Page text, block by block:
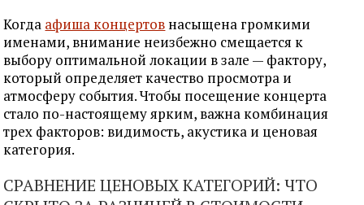
Когда афиша концертов насыщена громкими
именами, внимание неизбежно смещается к
выбору оптимальной локации в зале — фактору,
который определяет качество просмотра и
атмосферу события. Чтобы посещение концерта
стало по-настоящему ярким, важна комбинация
трех факторов: видимость, акустика и ценовая
категория.
СРАВНЕНИЕ ЦЕНОВЫХ КАТЕГОРИЙ: ЧТО